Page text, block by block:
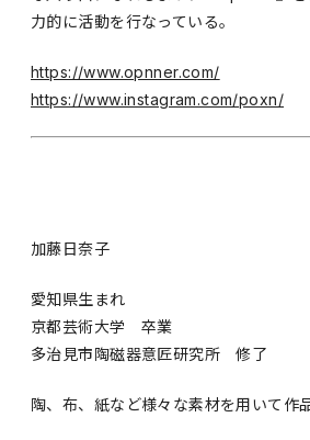
力的に活動を行なっている。
https://www.opnner.com/
https://www.instagram.com/poxn/
加藤日奈子
愛知県生まれ
京都芸術大学 卒業
多治見市陶磁器意匠研究所 修了
陶、布、紙など様々な素材を用いて作